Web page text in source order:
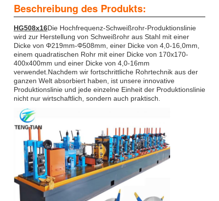
Beschreibung des Produkts:
HG508x16Die Hochfrequenz-Schweißrohr-Produktionslinie
wird zur Herstellung von Schweißrohr aus Stahl mit einer
Dicke von Φ219mm-Φ508mm, einer Dicke von 4,0-16,0mm,
einem quadratischen Rohr mit einer Dicke von 170x170-
400x400mm und einer Dicke von 4,0-16mm
verwendet.Nachdem wir fortschrittliche Rohrtechnik aus der
ganzen Welt absorbiert haben, ist unsere innovative
Produktionslinie und jede einzelne Einheit der Produktionslinie
nicht nur wirtschaftlich, sondern auch praktisch.